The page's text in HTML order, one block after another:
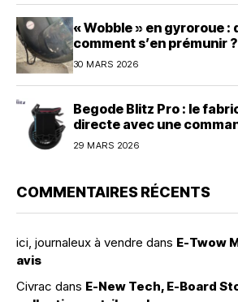
« Wobble » en gyroroue :
comment s’en prémunir ?
30 MARS 2026
Begode Blitz Pro : le
directe avec une
600 dollars
29 MARS 2026
COMMENTAIRES RÉCENTS
ici, journaleux à vendre dans E-Twow
avis
Civrac dans E-New Tech, E-Board